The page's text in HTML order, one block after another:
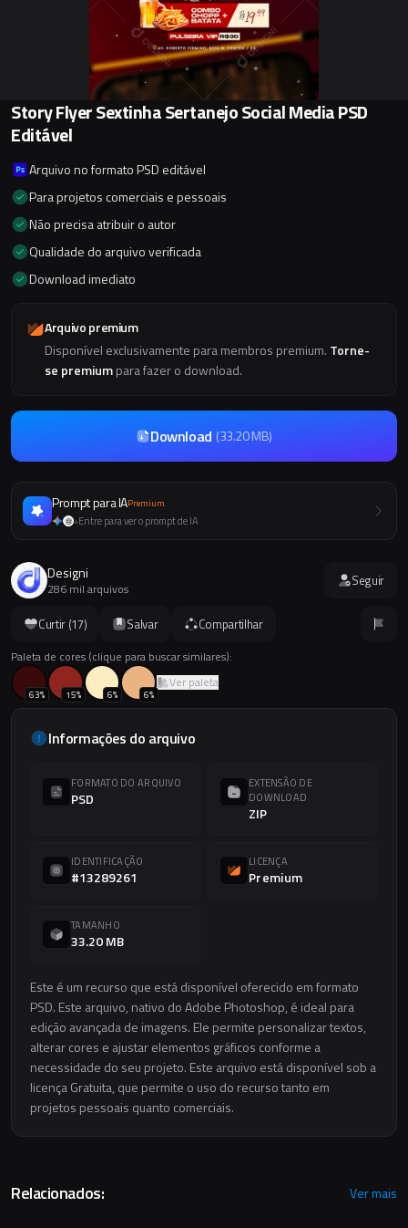
Curtir (17) Salvar Compartilhar
Paleta de cores (clique para buscar similares):
63% 15% 6% 6%
Ver paleta
Informações do arquivo
FORMATO DO ARQUIVO
PSD
EXTENSÃO DE
DOWNLOAD
ZIP
IDENTIFICAÇÃO
#13289261
LICENÇA
Premium
TAMANHO
33.20 MB
Este é um recurso que está disponível oferecido em formato
PSD. Este arquivo, nativo do Adobe Photoshop, é ideal para
edição avançada de imagens. Ele permite personalizar textos,
alterar cores e ajustar elementos gráficos conforme a
necessidade do seu projeto. Este arquivo está disponível sob a
licença Gratuita, que permite o uso do recurso tanto em
projetos pessoais quanto comerciais.
Story Flyer Sextinha Sertanejo Social Media PSD
Editável
Arquivo no formato PSD editável
Para projetos comerciais e pessoais
Não precisa atribuir o autor
Qualidade do arquivo verificada
Download imediato
Arquivo premium
Disponível exclusivamente para membros premium. Torne-
se premiumpara fazer o download.
Download (33.20 MB)
Prompt para IAPremium
+Entre para ver o prompt de IA
Designi
286 mil arquivos Seguir
Relacionados: Ver mais